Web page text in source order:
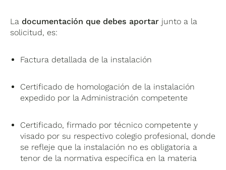
La documentación que debes aportar junto a la
solicitud, es:
Factura detallada de la instalación
Certificado de homologación de la instalación
expedido por la Administración competente
Certificado, firmado por técnico competente y
visado por su respectivo colegio profesional, donde
se refleje que la instalación no es obligatoria a
tenor de la normativa específica en la materia